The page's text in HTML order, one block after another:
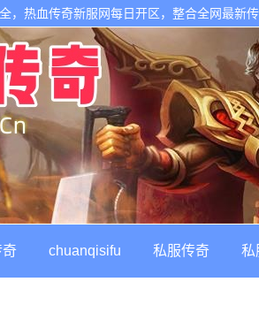
，热血传奇新服网每日开区，整合全网最新
奇 chuanqisifu 私服传奇 私